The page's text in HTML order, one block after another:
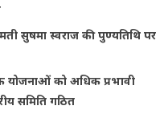
सुषमा स्वराज की पुण्यतिथि पर
योजनाओं को अधिक प्रभावी
समिति गठित